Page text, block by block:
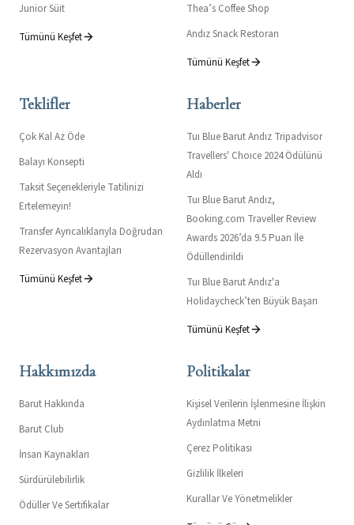
Junior Süit
Tümünü Keşfet
Thea’s Coffee Shop
Andız Snack Restoran
Tümünü Keşfet
Teklifler
Çok Kal Az Öde
Balayı Konsepti
Taksit Seçenekleriyle Tatilinizi
Ertelemeyin!
Transfer Ayrıcalıklarıyla Doğrudan
Rezervasyon Avantajları
Tümünü Keşfet
Haberler
Tuı Blue Barut Andız Tripadvisor
Travellers' Choıce 2024 Ödülünü
Aldı
Tuı Blue Barut Andız,
Booking.com Traveller Review
Awards 2026’da 9.5 Puan İle
Ödüllendirildi
Tuı Blue Barut Andız'a
Holidaycheck’ten Büyük Başarı
Tümünü Keşfet
Hakkımızda
Barut Hakkında
Barut Club
İnsan Kaynakları
Sürdürülebilirlik
Ödüller Ve Sertifikalar
Politikalar
Kişisel Verilerin İşlenmesine İlişkin
Aydınlatma Metni
Çerez Politikası
Gizlilik İlkeleri
Kurallar Ve Yönetmelikler